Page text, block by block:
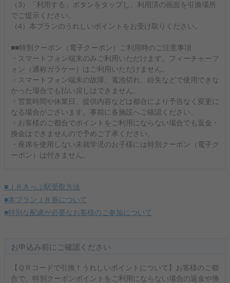
（3）「利用する」ボタンをタップし、利用済の画面を引換場所
でご提示ください。
（4）本プランのうれしいポイントをお受け取りください。
■■特別クーポン（電子クーポン）ご利用時のご注意事項
・スマートフォン端末のみご利用いただけます。フィーチャーフ
ォン（通称ガラケー）はご利用いただけません。
・スマートフォン端末の故障、電池切れ、紛失などで使用できな
かった場合でも払い戻しはできません。
・営業時間や休業日、提供内容などは都合により予告なく変更に
なる場合がございます。事前に各施設へご確認ください。
・お客様のご都合でポイントをご利用にならない場合でも返金・
換金はできませんので予めご了承ください。
・座席を使用しない未就学児のお子様には特別クーポン（電子ク
ーポン）は付きません。
■ＪＲきっぷ駅受取方法
■本プランＪＲ券について
■特別な配慮が必要なお客様のご参加について
お申込み前にご確認ください
【ＱＲコードで引換！うれしいポイントについて】お客様のご都
合で、特別クーポンポイントをご利用にならない場合の返金や換